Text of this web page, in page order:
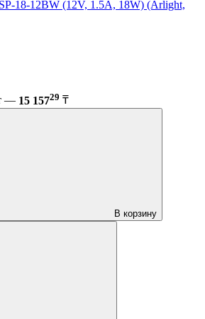
18-12BW (12V, 1.5A, 18W) (Arlight,
— 15 15729 ₸
В корзину